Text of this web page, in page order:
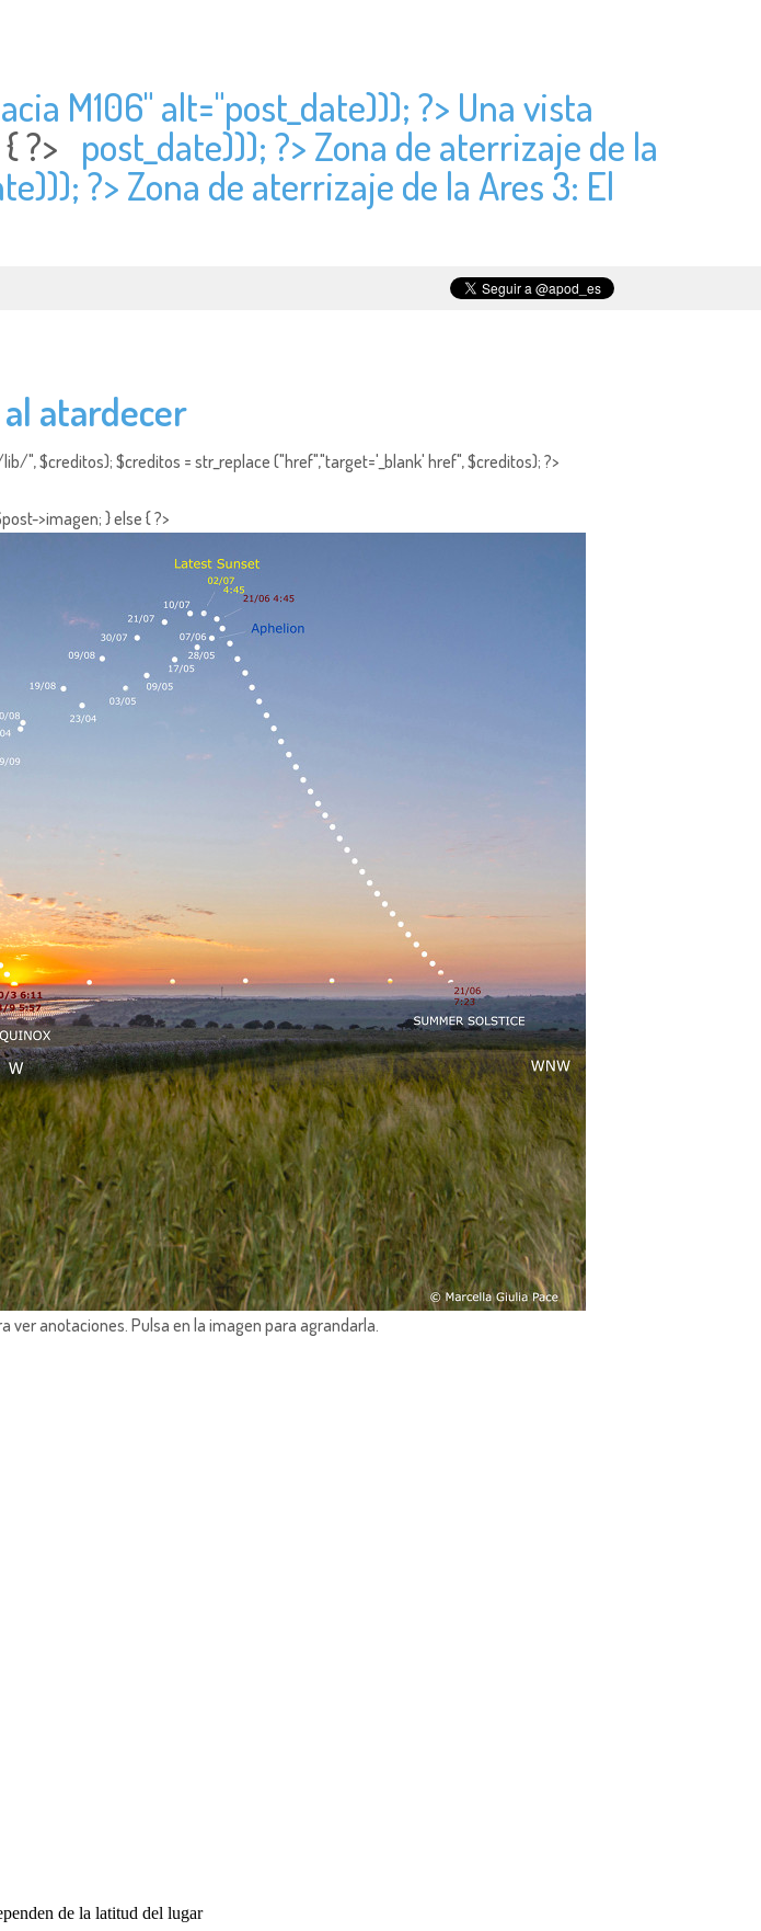
M106" alt="post_date))); ?> Una vista
?> post_date))); ?> Zona de aterrizaje de la
?> Zona de aterrizaje de la Ares 3: El
atardecer
$creditos); $creditos = str_replace ("href","target='_blank' href", $creditos); ?>
>imagen; } else { ?>
ver anotaciones. Pulsa en la imagen para agrandarla.